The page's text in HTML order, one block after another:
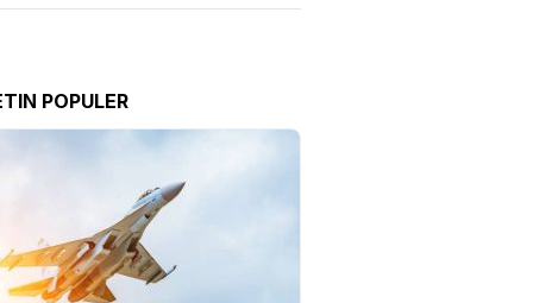
POPULER